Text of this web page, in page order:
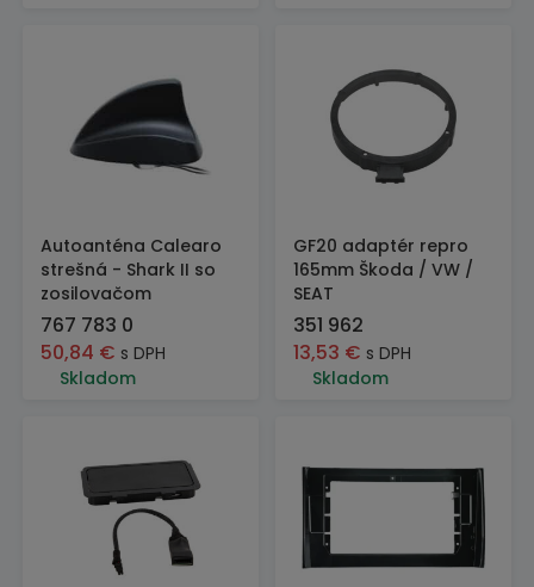
Autoanténa Calearo
strešná - Shark II so
zosilovačom
767 783 0
50,84 € s DPH
Skladom
GF20 adaptér repro
165mm Škoda / VW /
SEAT
351 962
13,53 € s DPH
Skladom